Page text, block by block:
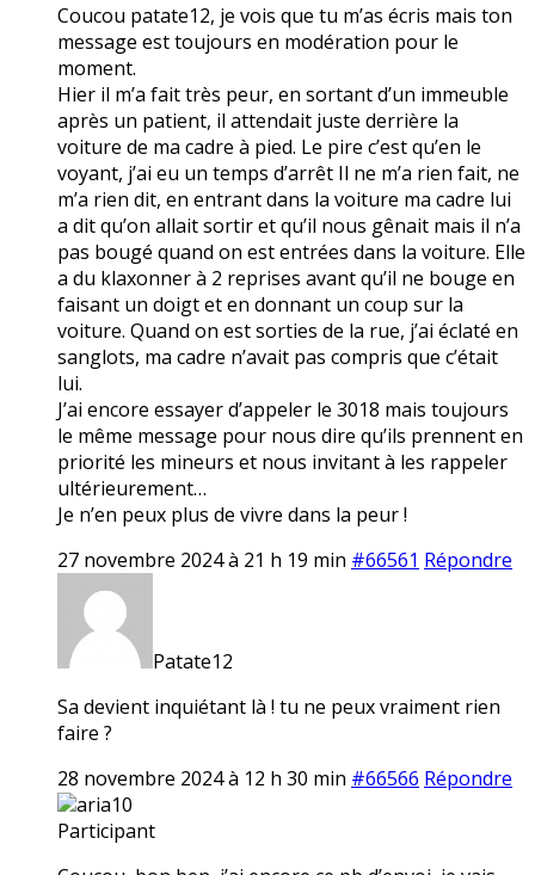
Coucou patate12, je vois que tu m’as écris mais ton
message est toujours en modération pour le
moment.
Hier il m’a fait très peur, en sortant d’un immeuble
après un patient, il attendait juste derrière la
voiture de ma cadre à pied. Le pire c’est qu’en le
voyant, j’ai eu un temps d’arrêt Il ne m’a rien fait, ne
m’a rien dit, en entrant dans la voiture ma cadre lui
a dit qu’on allait sortir et qu’il nous gênait mais il n’a
pas bougé quand on est entrées dans la voiture. Elle
a du klaxonner à 2 reprises avant qu’il ne bouge en
faisant un doigt et en donnant un coup sur la
voiture. Quand on est sorties de la rue, j’ai éclaté en
sanglots, ma cadre n’avait pas compris que c’était
lui.
J’ai encore essayer d’appeler le 3018 mais toujours
le même message pour nous dire qu’ils prennent en
priorité les mineurs et nous invitant à les rappeler
ultérieurement…
Je n’en peux plus de vivre dans la peur !
27 novembre 2024 à 21 h 19 min #66561 Répondre
Patate12
Sa devient inquiétant là ! tu ne peux vraiment rien
faire ?
28 novembre 2024 à 12 h 30 min #66566 Répondre
aria10
Participant